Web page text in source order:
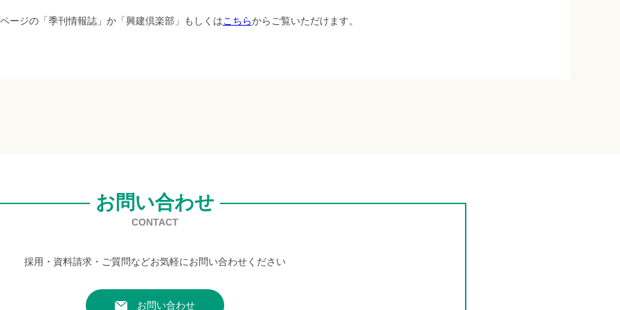
ージの「季刊情報誌」か「興建倶楽部」もしくはこちらからご覧いただけます。
お問い合わせ
CONTACT
採用・資料請求・ご質問などお気軽にお問い合わせください
お問い合わせ